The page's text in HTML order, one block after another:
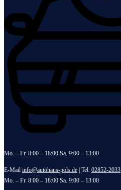
Mo. – Fr. 8:00 – 18:00 Sa. 9:00 – 13:00
E-Mail info@autohaus-pols.de | Tel. 02852-2033
Mo. – Fr. 8:00 – 18:00 Sa. 9:00 – 13:00